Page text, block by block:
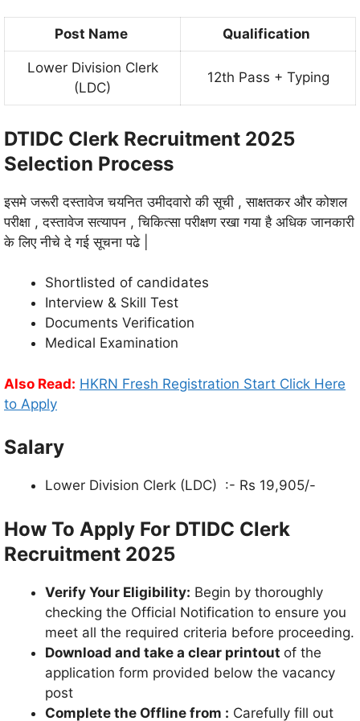
Post Name Qualification
Lower Division Clerk
(LDC)
12th Pass + Typing
DTIDC Clerk Recruitment 2025
Selection Process
इसमे जरूरी दस्तावेज चयनित उमीदवारो की सूची , साक्षतकर और कोशल
परीक्षा , दस्तावेज सत्यापन , चिकित्सा परीक्षण रखा गया है अधिक जानकारी
के लिए नीचे दे गई सूचना पढे |
Shortlisted of candidates
Interview & Skill Test
Documents Verification
Medical Examination
Also Read: HKRN Fresh Registration Start Click Here
to Apply
Salary
Lower Division Clerk (LDC) :- Rs 19,905/-
How To Apply For DTIDC Clerk
Recruitment 2025
Verify Your Eligibility: Begin by thoroughly
checking the Official Notification to ensure you
meet all the required criteria before proceeding.
Download and take a clear printout of the
application form provided below the vacancy
post
Complete the Offline from : Carefully fill out